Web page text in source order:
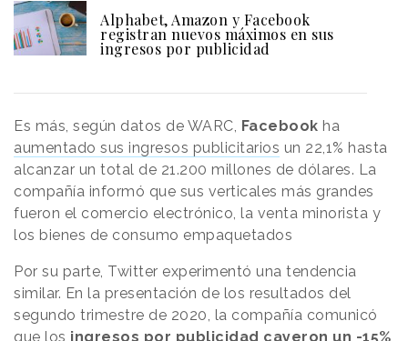
Alphabet, Amazon y Facebook
registran nuevos máximos en sus
ingresos por publicidad
Es más, según datos de WARC, Facebook ha
aumentado sus ingresos publicitarios un 22,1% hasta
alcanzar un total de 21.200 millones de dólares. La
compañía informó que sus verticales más grandes
fueron el comercio electrónico, la venta minorista y
los bienes de consumo empaquetados
Por su parte, Twitter experimentó una tendencia
similar. En la presentación de los resultados del
segundo trimestre de 2020, la compañía comunicó
que los ingresos por publicidad cayeron un -15%